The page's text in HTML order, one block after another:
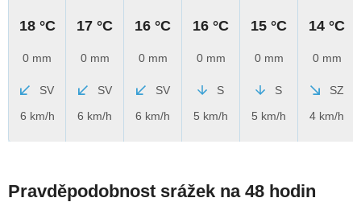
18 °C
0 mm
SV
6 km/h
17 °C
0 mm
SV
6 km/h
16 °C
0 mm
SV
6 km/h
16 °C
0 mm
S
5 km/h
15 °C
0 mm
S
5 km/h
14 °C
0 mm
SZ
4 km/h
Pravděpodobnost srážek na 48 hodin